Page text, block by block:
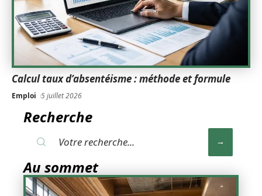
Calcul taux d’absentéisme : méthode et formule
Emploi 5 juillet 2026
Recherche
Au sommet